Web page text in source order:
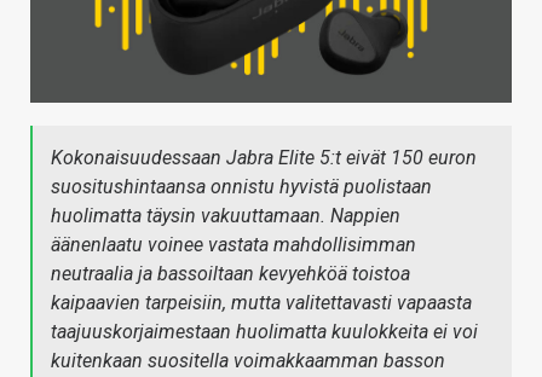
Kokonaisuudessaan Jabra Elite 5:t eivät 150 euron
suositushintaansa onnistu hyvistä puolistaan
huolimatta täysin vakuuttamaan. Nappien
äänenlaatu voinee vastata mahdollisimman
neutraalia ja bassoiltaan kevyehköä toistoa
kaipaavien tarpeisiin, mutta valitettavasti vapaasta
taajuuskorjaimestaan huolimatta kuulokkeita ei voi
kuitenkaan suositella voimakkaamman basson